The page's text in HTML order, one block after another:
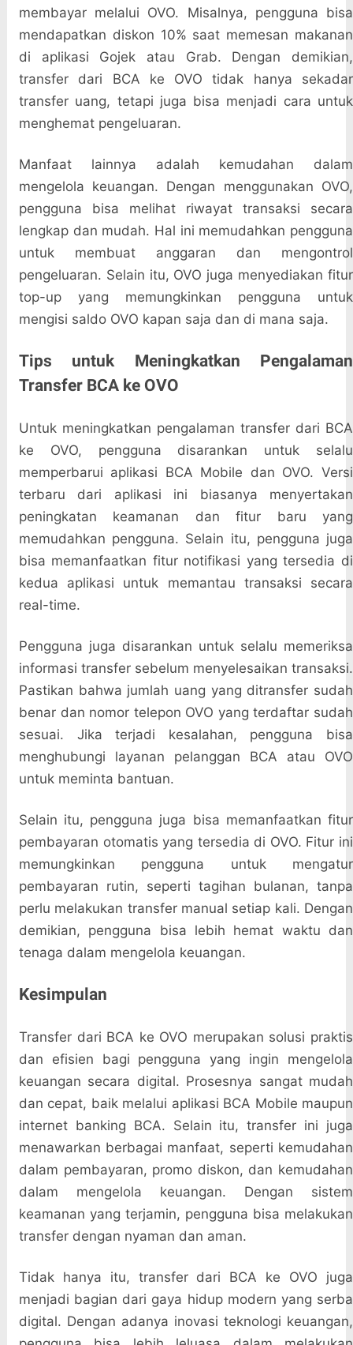
membayar melalui OVO. Misalnya, pengguna bisa
mendapatkan diskon 10% saat memesan makanan
di aplikasi Gojek atau Grab. Dengan demikian,
transfer dari BCA ke OVO tidak hanya sekadar
transfer uang, tetapi juga bisa menjadi cara untuk
menghemat pengeluaran.
Manfaat lainnya adalah kemudahan dalam
mengelola keuangan. Dengan menggunakan OVO,
pengguna bisa melihat riwayat transaksi secara
lengkap dan mudah. Hal ini memudahkan pengguna
untuk membuat anggaran dan mengontrol
pengeluaran. Selain itu, OVO juga menyediakan fitur
top-up yang memungkinkan pengguna untuk
mengisi saldo OVO kapan saja dan di mana saja.
Tips untuk Meningkatkan Pengalaman
Transfer BCA ke OVO
Untuk meningkatkan pengalaman transfer dari BCA
ke OVO, pengguna disarankan untuk selalu
memperbarui aplikasi BCA Mobile dan OVO. Versi
terbaru dari aplikasi ini biasanya menyertakan
peningkatan keamanan dan fitur baru yang
memudahkan pengguna. Selain itu, pengguna juga
bisa memanfaatkan fitur notifikasi yang tersedia di
kedua aplikasi untuk memantau transaksi secara
real-time.
Pengguna juga disarankan untuk selalu memeriksa
informasi transfer sebelum menyelesaikan transaksi.
Pastikan bahwa jumlah uang yang ditransfer sudah
benar dan nomor telepon OVO yang terdaftar sudah
sesuai. Jika terjadi kesalahan, pengguna bisa
menghubungi layanan pelanggan BCA atau OVO
untuk meminta bantuan.
Selain itu, pengguna juga bisa memanfaatkan fitur
pembayaran otomatis yang tersedia di OVO. Fitur ini
memungkinkan pengguna untuk mengatur
pembayaran rutin, seperti tagihan bulanan, tanpa
perlu melakukan transfer manual setiap kali. Dengan
demikian, pengguna bisa lebih hemat waktu dan
tenaga dalam mengelola keuangan.
Kesimpulan
Transfer dari BCA ke OVO merupakan solusi praktis
dan efisien bagi pengguna yang ingin mengelola
keuangan secara digital. Prosesnya sangat mudah
dan cepat, baik melalui aplikasi BCA Mobile maupun
internet banking BCA. Selain itu, transfer ini juga
menawarkan berbagai manfaat, seperti kemudahan
dalam pembayaran, promo diskon, dan kemudahan
dalam mengelola keuangan. Dengan sistem
keamanan yang terjamin, pengguna bisa melakukan
transfer dengan nyaman dan aman.
Tidak hanya itu, transfer dari BCA ke OVO juga
menjadi bagian dari gaya hidup modern yang serba
digital. Dengan adanya inovasi teknologi keuangan,